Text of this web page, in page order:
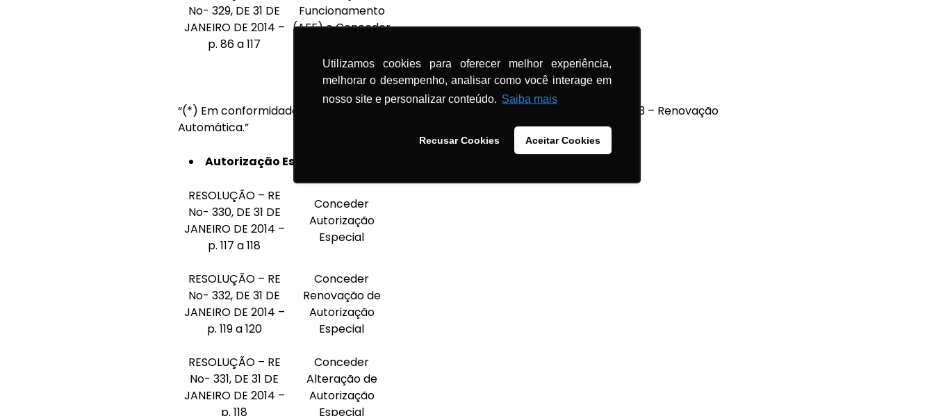
Utilizamos cookies para oferecer melhor experiência,
melhorar o desempenho, analisar como você interage em
nosso site e personalizar conteúdo. Saiba mais
Recusar Cookies Aceitar Cookies
No- 329, DE 31 DE
JANEIRO DE 2014 –
p. 86 a 117
Funcionamento
(AFE) e Conceder
Autorização
Especial (AE)
“(*) Em conformidade com o art. 9º da Resolução – RDC nº 17, de 28 de março de 2013 – Renovação
Automática.”
Autorização Especial (AE):
RESOLUÇÃO – RE
No- 330, DE 31 DE
JANEIRO DE 2014 –
p. 117 a 118
Conceder
Autorização
Especial
RESOLUÇÃO – RE
No- 332, DE 31 DE
JANEIRO DE 2014 –
p. 119 a 120
Conceder
Renovação de
Autorização
Especial
RESOLUÇÃO – RE
No- 331, DE 31 DE
JANEIRO DE 2014 –
p. 118
Conceder
Alteração de
Autorização
Especial